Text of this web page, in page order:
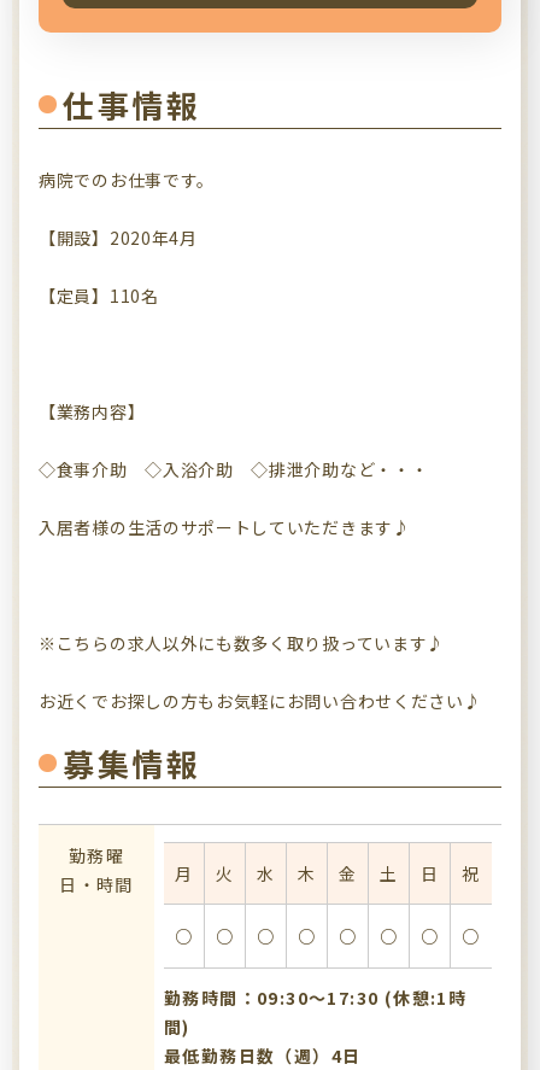
仕事情報
病院でのお仕事です。
【開設】2020年4月
【定員】110名
【業務内容】
◇食事介助 ◇入浴介助 ◇排泄介助など・・・
入居者様の生活のサポートしていただきます♪
※こちらの求人以外にも数多く取り扱っています♪
お近くでお探しの方もお気軽にお問い合わせください♪
募集情報
勤務曜
日・時間
月 火 水 木 金 土 日 祝
○ ○ ○ ○ ○ ○ ○ ○
勤務時間：09:30〜17:30 (休憩:1時
間)
最低勤務日数（週）4日